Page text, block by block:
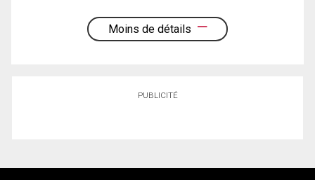
Moins de détails
PUBLICITÉ